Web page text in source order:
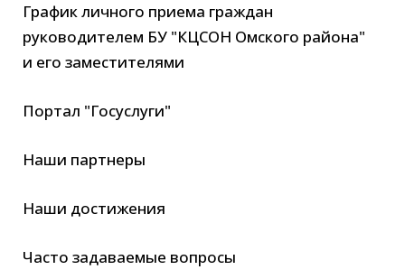
График личного приема граждан
руководителем БУ "КЦСОН Омского района"
и его заместителями
Портал "Госуслуги"
Наши партнеры
Наши достижения
Часто задаваемые вопросы